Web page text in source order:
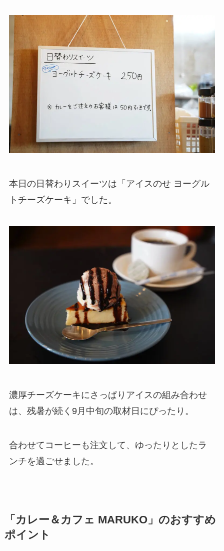
本日の日替わりスイーツは「アイスのせ ヨーグル
トチーズケーキ」でした。
濃厚チーズケーキにさっぱりアイスの組み合わせ
は、残暑が続く9月中旬の取材日にぴったり。
合わせてコーヒーも注文して、ゆったりとしたラ
ンチを過ごせました。
「カレー＆カフェ MARUKO」のおすすめ
ポイント